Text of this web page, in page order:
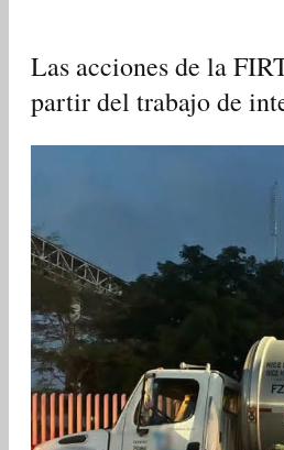
Las acciones de la
partir del trabajo de